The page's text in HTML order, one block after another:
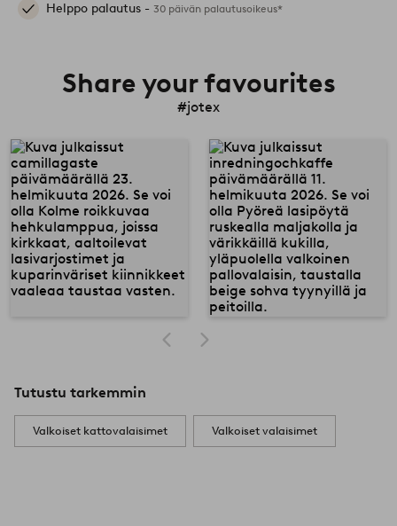
Helppo palautus - 30 päivän palautusoikeus*
Share your favourites
#jotex
Tutustu tarkemmin
Valkoiset kattovalaisimet Valkoiset valaisimet